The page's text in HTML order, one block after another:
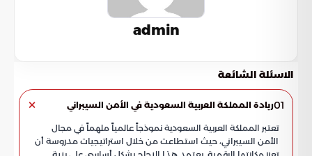
admin
الاسئلة الشائعة
01ريادة المملكة العربية السعودية في الأمن السيبراني
تعتبر المملكة العربية السعودية نموذجاً عالمياً ملهماً في مجال
الأمن السيبراني، حيث استطاعت من خلال استراتيجيات مدروسة أن